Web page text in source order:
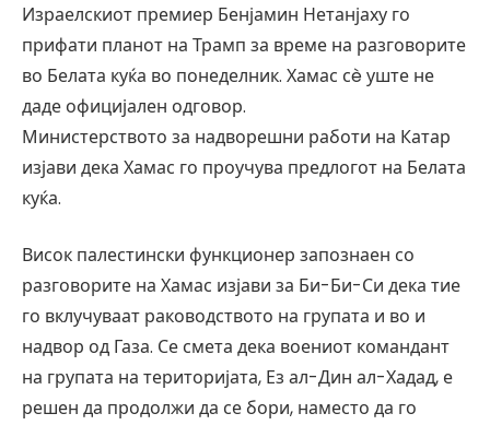
Израелскиот премиер Бенјамин Нетанјаху го
прифати планот на Трамп за време на разговорите
во Белата куќа во понеделник. Хамас сè уште не
даде официјален одговор.
Министерството за надворешни работи на Катар
изјави дека Хамас го проучува предлогот на Белата
куќа.
Висок палестински функционер запознаен со
разговорите на Хамас изјави за Би-Би-Си дека тие
го вклучуваат раководството на групата и во и
надвор од Газа. Се смета дека воениот командант
на групата на територијата, Ез ал-Дин ал-Хадад, е
решен да продолжи да се бори, наместо да го